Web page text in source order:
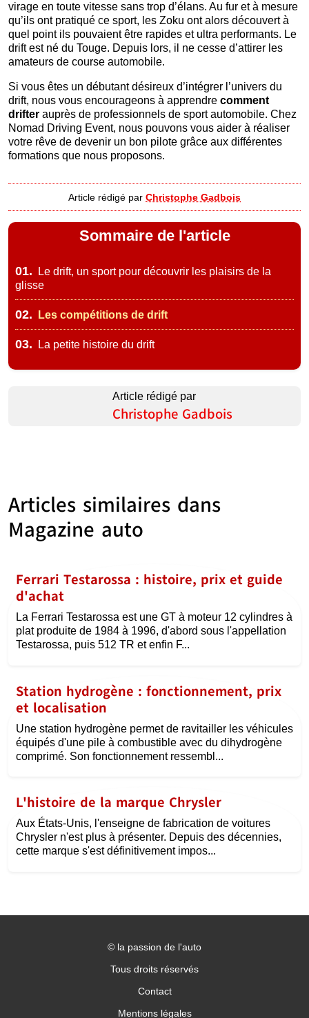
virage en toute vitesse sans trop d’élans. Au fur et à mesure
qu’ils ont pratiqué ce sport, les Zoku ont alors découvert à
quel point ils pouvaient être rapides et ultra performants. Le
drift est né du Touge. Depuis lors, il ne cesse d’attirer les
amateurs de course automobile.
Si vous êtes un débutant désireux d’intégrer l’univers du
drift, nous vous encourageons à apprendre comment
drifter auprès de professionnels de sport automobile. Chez
Nomad Driving Event, nous pouvons vous aider à réaliser
votre rêve de devenir un bon pilote grâce aux différentes
formations que nous proposons.
Article rédigé par Christophe Gadbois
Sommaire de l'article
01.
Le drift, un sport pour découvrir les plaisirs de la
glisse
02. Les compétitions de drift
03. La petite histoire du drift
Article rédigé par
Christophe Gadbois
Articles similaires dans
Magazine auto
Ferrari Testarossa : histoire, prix et guide
d'achat
La Ferrari Testarossa est une GT à moteur 12 cylindres à
plat produite de 1984 à 1996, d'abord sous l'appellation
Testarossa, puis 512 TR et enfin F...
Station hydrogène : fonctionnement, prix
et localisation
Une station hydrogène permet de ravitailler les véhicules
équipés d'une pile à combustible avec du dihydrogène
comprimé. Son fonctionnement ressembl...
L'histoire de la marque Chrysler
Aux États-Unis, l'enseigne de fabrication de voitures
Chrysler n'est plus à présenter. Depuis des décennies,
cette marque s'est définitivement impos...
© la passion de l'auto
Tous droits réservés
Contact
Mentions légales